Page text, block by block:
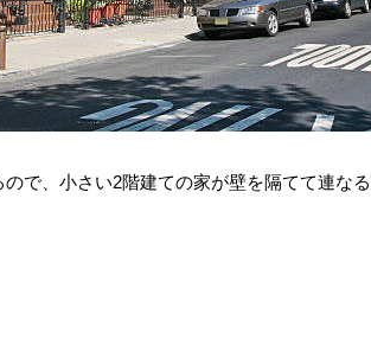
で、小さい2階建ての家が壁を隔てて連なる